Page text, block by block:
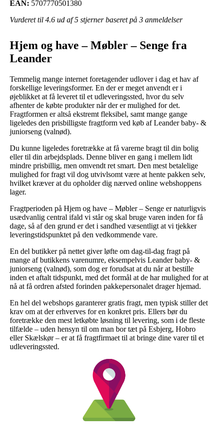
EAN: 5707770501380
Vurderet til 4.6 ud af 5 stjerner baseret på 3 anmeldelser
Hjem og have – Møbler – Senge fra
Leander
Temmelig mange internet foretagender udlover i dag et hav af
forskellige leveringsformer. En der er meget anvendt er i
øjeblikket at få leveret til et udleveringssted, hvor du selv
afhenter de købte produkter når der er mulighed for det.
Fragtformen er altså ekstremt fleksibel, samt mange gange
ligeledes den prisbilligste fragtform ved køb af Leander baby- &
juniorseng (valnød).
Du kunne ligeledes foretrække at få varerne bragt til din bolig
eller til din arbejdsplads. Denne bliver en gang i mellem lidt
mindre prisbillig, men omvendt ret smart. Den mest betalelige
mulighed for fragt vil dog utvivlsomt være at hente pakken selv,
hvilket kræver at du opholder dig nærved online webshoppens
lager.
Fragtperioden på Hjem og have – Møbler – Senge er naturligvis
usædvanlig central ifald vi står og skal bruge varen inden for få
dage, så af den grund er det i sandhed væsentligt at vi tjekker
leveringstidspunktet på den vedkommende vare.
En del butikker på nettet giver løfte om dag-til-dag fragt på
mange af butikkens varenumre, eksempelvis Leander baby- &
juniorseng (valnød), som dog er forudsat at du når at bestille
inden et aftalt tidspunkt, med det formål at de har mulighed for at
nå at få ordren afsted forinden pakkepersonalet drager hjemad.
En hel del webshops garanterer gratis fragt, men typisk stiller det
krav om at der erhverves for en konkret pris. Ellers bør du
foretrække den mest letkøbte løsning til levering, som i de fleste
tilfælde – uden hensyn til om man bor tæt på Esbjerg, Hobro
eller Skælskør – er at få fragtfirmaet til at bringe dine varer til et
udleveringssted.